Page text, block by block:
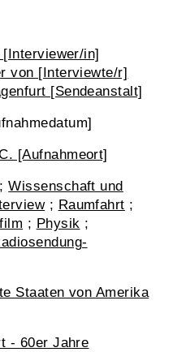
in]
von [Interviewte/r]
[Sendeanstalt]
[Aufnahmeort]
;Wissenschaft und
; Raumfahrt ;
; Physik ;
Staaten von Amerika
- 60er Jahre